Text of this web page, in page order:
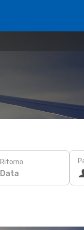
Ritorno
Data